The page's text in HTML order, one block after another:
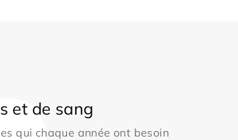
et de sang
qui chaque année ont besoin